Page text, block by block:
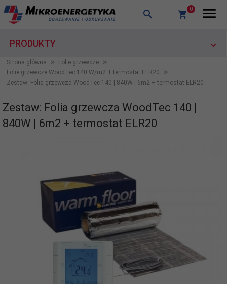
0
PRODUKTY
Strona główna
Folie grzewcze
Folie grzewcze WoodTec 140 W/m2 + termostat ELR20
Zestaw: Folia grzewcza WoodTec 140 | 840W | 6m2 + termostat ELR20
Zestaw: Folia grzewcza WoodTec 140 |
840W | 6m2 + termostat ELR20